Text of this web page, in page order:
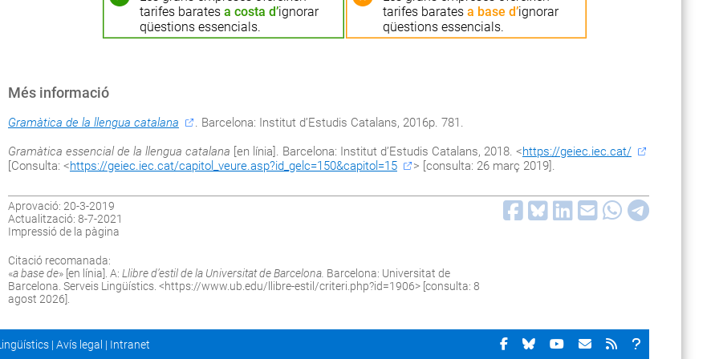
tarifes barates a costa d’ignorar
qüestions essencials.
tarifes barates a base d’ignorar
qüestions essencials.
Més informació
Gramàtica de la llengua catalana
. Barcelona: Institut d’Estudis Catalans, 2016p. 781.
Gramàtica essencial de la llengua catalana [en línia]. Barcelona: Institut d’Estudis Catalans, 2018. <https://geiec.iec.cat/
[Consulta: <https://geiec.iec.cat/capitol_veure.asp?id_gelc=150&capitol=15 > [consulta: 26 març 2019].
Aprovació: 20-3-2019
Actualització: 8-7-2021
Impressió de la pàgina
Citació recomanada:
«a base de» [en línia]. A: Llibre d’estil de la Universitat de Barcelona. Barcelona: Universitat de
Barcelona. Serveis Lingüístics. <https://www.ub.edu/llibre-estil/criteri.php?id=1906> [consulta: 8
agost 2026].
| Avís legal | Intranet